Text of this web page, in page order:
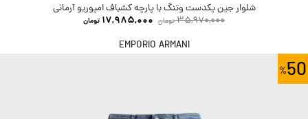
شلوار جین یکدست وتنگ با پارچه کشباف امپوریو آرمانی
35,970,000 تومان 17,985,000 تومان
EMPORIO ARMANI
50